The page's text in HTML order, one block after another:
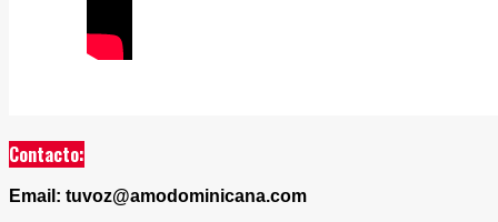
Contacto:
Email: tuvoz@amodominicana.com